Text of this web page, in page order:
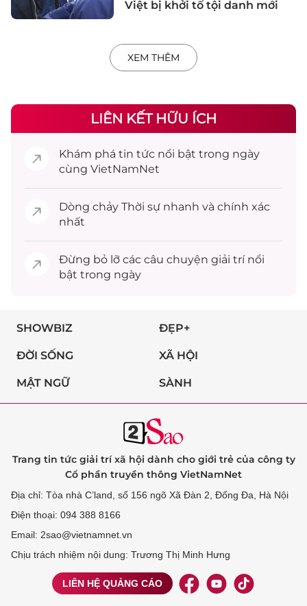
Việt bị khởi tố tội danh mới
XEM THÊM
LIÊN KẾT HỮU ÍCH
Khám phá tin tức nổi bật trong ngày
cùng VietNamNet
Dòng chảy Thời sự nhanh và chính xác
nhất
Đừng bỏ lỡ các câu chuyện giải trínổi
bật trong ngày
SHOWBIZ ĐẸP+
ĐỜI SỐNG XÃ HỘI
MẬT NGỮ SÀNH
Trang tin tức giải trí xã hội dành cho giới trẻ của công ty
Cổ phần truyền thông VietNamNet
Địa chỉ: Tòa nhà C’land, số 156 ngõ Xã Đàn 2, Đống Đa, Hà Nội
Điện thoại: 094 388 8166
Email: 2sao@vietnamnet.vn
Chịu trách nhiệm nội dung: Trương Thị Minh Hưng
LIÊN HỆ QUẢNG CÁO